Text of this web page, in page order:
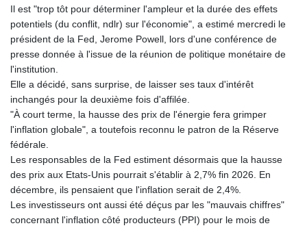
Il est "trop tôt pour déterminer l'ampleur et la durée des effets
potentiels (du conflit, ndlr) sur l'économie", a estimé mercredi le
président de la Fed, Jerome Powell, lors d'une conférence de
presse donnée à l'issue de la réunion de politique monétaire de
l'institution.
Elle a décidé, sans surprise, de laisser ses taux d'intérêt
inchangés pour la deuxième fois d'affilée.
"À court terme, la hausse des prix de l'énergie fera grimper
l'inflation globale", a toutefois reconnu le patron de la Réserve
fédérale.
Les responsables de la Fed estiment désormais que la hausse
des prix aux Etats-Unis pourrait s'établir à 2,7% fin 2026. En
décembre, ils pensaient que l'inflation serait de 2,4%.
Les investisseurs ont aussi été déçus par les "mauvais chiffres"
concernant l'inflation côté producteurs (PPI) pour le mois de